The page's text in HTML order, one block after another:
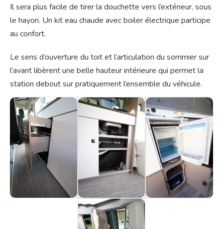
Il sera plus facile de tirer la douchette vers l’extérieur, sous
le hayon. Un kit eau chaude avec boiler électrique participe
au confort.
Le sens d’ouverture du toit et l’articulation du sommier sur
l’avant libèrent une belle hauteur intérieure qui permet la
station debout sur pratiquement l’ensemble du véhicule.